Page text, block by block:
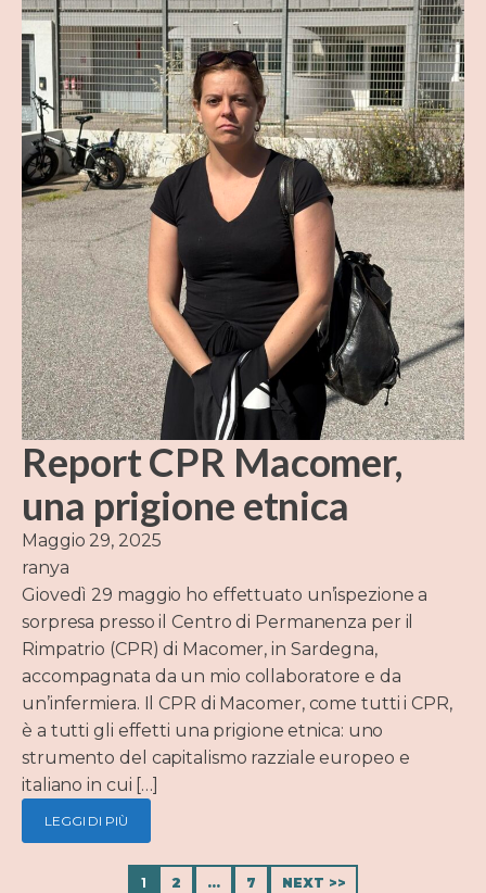
Report CPR Macomer,
una prigione etnica
Maggio 29, 2025
ranya
Giovedì 29 maggio ho effettuato un’ispezione a
sorpresa presso il Centro di Permanenza per il
Rimpatrio (CPR) di Macomer, in Sardegna,
accompagnata da un mio collaboratore e da
un’infermiera. Il CPR di Macomer, come tutti i CPR,
è a tutti gli effetti una prigione etnica: uno
strumento del capitalismo razziale europeo e
italiano in cui […]
LEGGI DI PIÙ
1 2 … 7 NEXT >>